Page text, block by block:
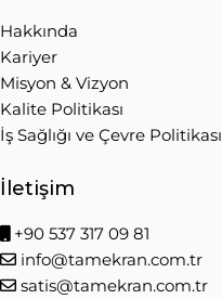
Hakkında
Kariyer
Misyon & Vizyon
Kalite Politikası
İş Sağlığı ve Çevre Politikası
İletişim
+90 537 317 09 81
info@tamekran.com.tr
satis@tamekran.com.tr